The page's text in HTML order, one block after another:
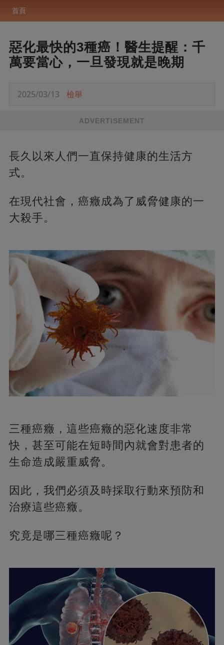
首頁
惡化最快的3種癌！醫生提醒：千
萬要當心，一旦發現就是晚期
2025/03/13 檢舉
ADVERTISEMENT
長久以來人們一直保持健康的生活方
式。
在現代社會，癌癥成為了威脅健康的一
大殺手。
三種癌癥，這些癌癥的惡化速度非常
快，甚至可能在短時間內就會對患者的
生命造成嚴重威脅。
因此，我們必須及時採取行動來預防和
治療這些癌癥。
究竟是哪三種癌癥呢？